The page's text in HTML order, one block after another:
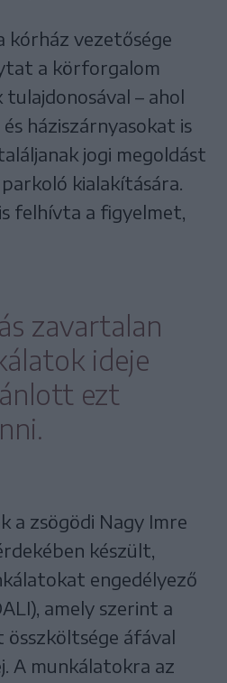
kórház vezetősége
a körforgalom
– ahol
háziszárnyasokat is
jogi megoldást
kialakítására.
felhívta a figyelmet,
zavartalan
ideje
ezt
a zsögödi Nagy Imre
készült,
engedélyező
amely szerint a
összköltsége áfával
A munkálatokra az